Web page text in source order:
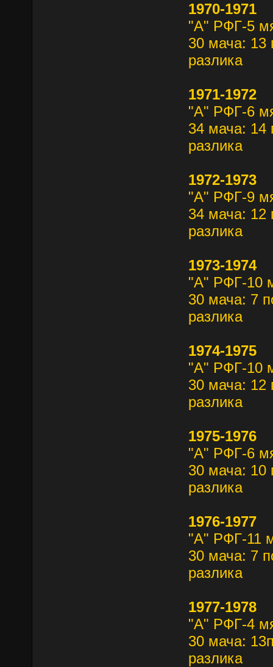
1970-1971
"А" РФГ-5
30 мача: 13
разлика
1971-1972
"А" РФГ-6
34 мача: 14
разлика
1972-1973
"А" РФГ-9
34 мача: 12
разлика
1973-1974
"А" РФГ-10
30 мача: 7
разлика
1974-1975
"А" РФГ-10
30 мача: 12
разлика
1975-1976
"А" РФГ-6
30 мача: 10
разлика
1976-1977
"А" РФГ-11
30 мача: 7
разлика
1977-1978
"А" РФГ-4
30 мача:
разлика